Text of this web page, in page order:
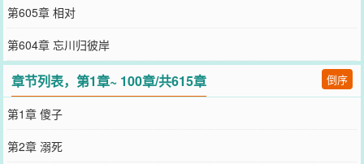
第605章 相对
第604章 忘川归彼岸
章节列表，第1章~ 100章/共615章 倒序
第1章 傻子
第2章 溺死